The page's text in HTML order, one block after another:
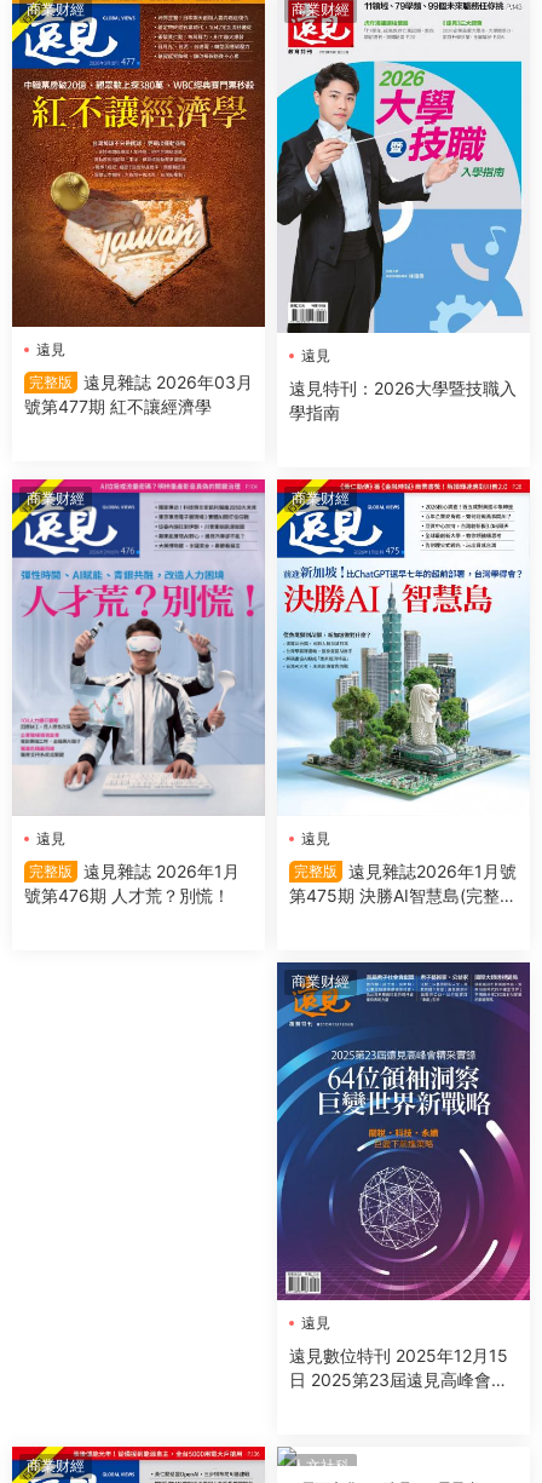
商業财經
遠見
完整版
遠見雜誌 2026年03月
號第477期 紅不讓經濟學
商業财經
遠見
遠見特刊：2026大學暨技職入
學指南
商業财經
遠見
完整版
遠見雜誌 2026年1月
號第476期 人才荒？別慌！
商業财經
遠見
完整版
遠見雜誌2026年1月號
第475期 決勝AI智慧島(完整
商業财經
遠見
遠見數位特刊 2025年12月15
日 2025第23屆遠見高峰會精
商業财經
人文社科